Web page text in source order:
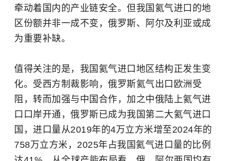
牵动着国内的产业链安全。但我国氦气进口的地
区份额并非一成不变，俄罗斯、阿尔及利亚或成
为重要补缺。
值得关注的是，我国氦气进口地区结构正发生变
化。受西方制裁影响，俄罗斯氦气出口欧洲受
阻，转而加强与中国合作，加之中俄陆上氦气进
口口岸开通，俄罗斯已成为我国第二大氦气进口
国，进口量从2019年的4万立方米增至2024年的
758万立方米，2025年占我国氦气进口量的比例